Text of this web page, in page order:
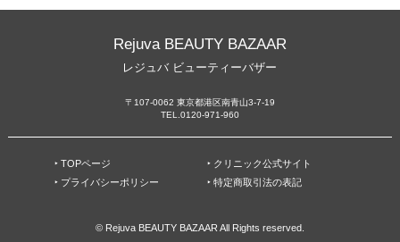
Rejuva BEAUTY BAZAAR
レジュバ ビューティーバザー
〒107-0062 東京都港区南青山3-7-19
TEL.0120-971-960
‣ TOPページ
‣ クリニック公式サイト
‣ プライバシーポリシー
‣ 特定商取引法の表記
© Rejuva BEAUTY BAZAAR All Rights reserved.